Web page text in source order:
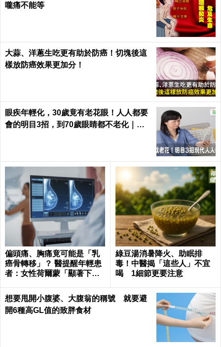
嚨痛不能等
大蒜、洋蔥生吃更有助於防癌！切塊後這
樣放防癌效果更加分！
眼疾年輕化，30歲竟有老花眼！人人都要
會的明目3招，到70歲眼睛都不老化｜每
偏頭痛、胸痛竟可能是「乳
癌骨轉移」？ 醫提醒年輕患
者：女性荷爾蒙「顯著下
綠豆湯消暑降火、助眠排
毒！中醫揭「這些人」不宜
喝 1細節更要注意
想要甩開小腹婆、大腹翁的稱號 就要避
開6種高GL值的致胖食材